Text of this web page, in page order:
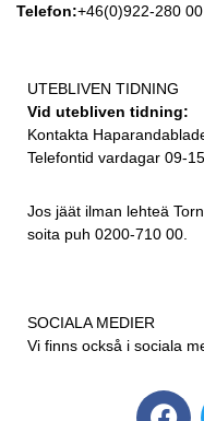
Telefon:+46(0)922-280 00
UTEBLIVEN TIDNING
Vid utebliven tidning:
Kontakta
Telefontid vardagar 09-15.
Jos jäät ilman lehteä
soita puh 0200-710 00.
SOCIALA MEDIER
Vi finns också i sociala